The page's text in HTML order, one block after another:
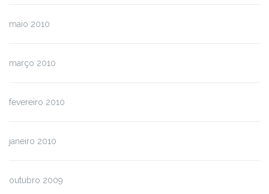
maio 2010
março 2010
fevereiro 2010
janeiro 2010
outubro 2009